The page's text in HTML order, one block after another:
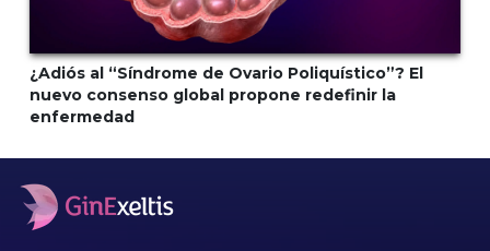
¿Adiós al “Síndrome de Ovario Poliquístico”? El
nuevo consenso global propone redefinir la
enfermedad